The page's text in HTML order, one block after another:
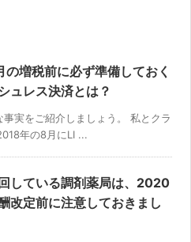
増税前に必ず準備しておく
ュレス決済とは？
事実をご紹介しましょう。 私とクラ
年の8月にLI ...
している調剤薬局は、2020
改定前に注意しておきまし